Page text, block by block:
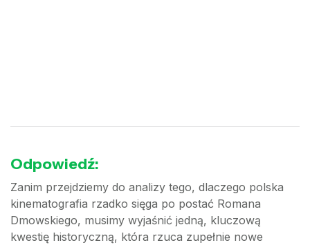
Odpowiedź:
Zanim przejdziemy do analizy tego, dlaczego polska
kinematografia rzadko sięga po postać Romana
Dmowskiego, musimy wyjaśnić jedną, kluczową
kwestię historyczną, która rzuca zupełnie nowe